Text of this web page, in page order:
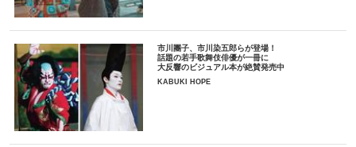
市川團子、市川染五郎らが登場！
話題の若手歌舞伎俳優が一冊に
大反響のビジュアル本が絶賛発売中
KABUKI HOPE